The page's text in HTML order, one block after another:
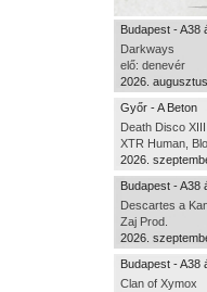
Budapest - A38
Darkways
elő: denevér
2026.
Győr - A Beton
Death Disco XIII
XTR Human,
2026.
Budapest - A38
Descartes a
Zaj Prod.
2026.
Budapest - A38
Clan of Xymox